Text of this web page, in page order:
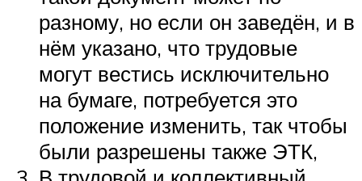
разному, но если он заведён, и в
нём указано, что трудовые
могут вестись исключительно
на бумаге, потребуется это
положение изменить, так чтобы
были разрешены также ЭТК,